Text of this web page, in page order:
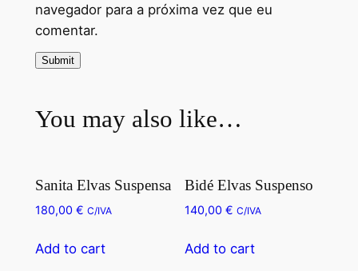
navegador para a próxima vez que eu
comentar.
You may also like…
Sanita Elvas Suspensa
180,00 € C/IVA
Add to cart
Bidé Elvas Suspenso
140,00€ C/IVA
Add to cart